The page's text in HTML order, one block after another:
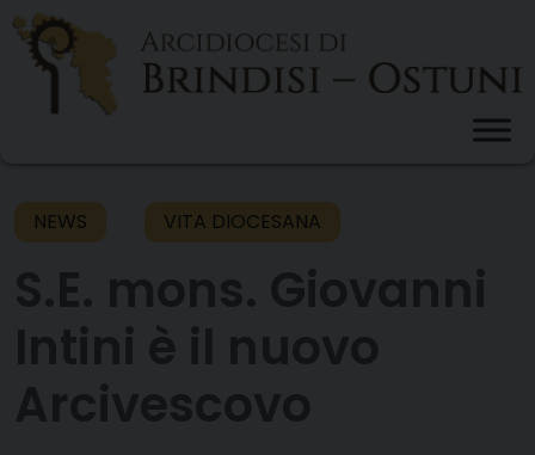
Skip
content
NEWS VITA DIOCESANA